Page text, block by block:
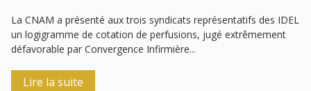
La CNAM a présenté aux trois syndicats représentatifs des IDEL
un logigramme de cotation de perfusions, jugé extrêmement
défavorable par Convergence Infirmière...
Lire la suite